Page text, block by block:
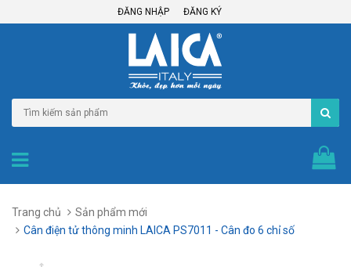
ĐĂNG NHẬP ĐĂNG KÝ
Trang chủ
Sản phẩm mới
Cân điện tử thông minh LAICA PS7011 - Cân đo 6 chỉ số